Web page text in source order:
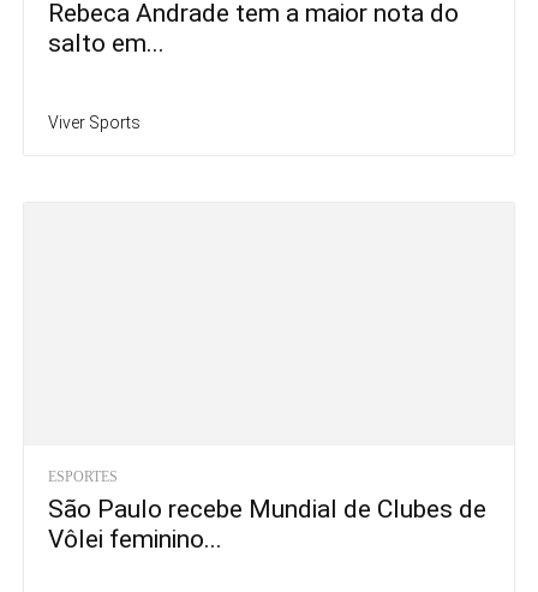
Rebeca Andrade tem a maior nota do
salto em...
Viver Sports
ESPORTES
São Paulo recebe Mundial de Clubes de
Vôlei feminino...